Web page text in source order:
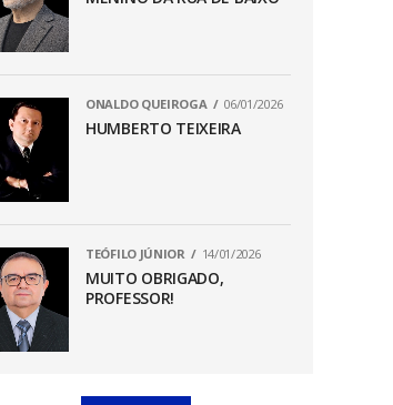
ONALDO QUEIROGA 06/01/2026
HUMBERTO TEIXEIRA
TEÓFILO JÚNIOR 14/01/2026
MUITO OBRIGADO,
PROFESSOR!